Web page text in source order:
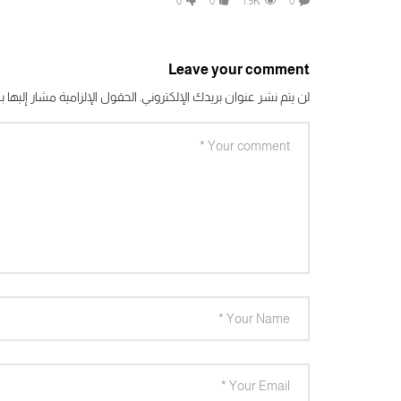
Leave your comment
لن يتم نشر عنوان بريدك الإلكتروني. الحقول الإلزامية مشار إليها